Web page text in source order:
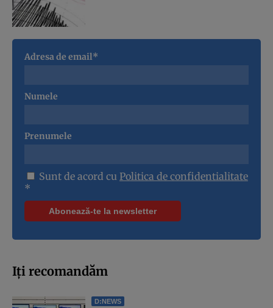
Adresa de email*
Numele
Prenumele
Sunt de acord cu Politica de confidentialitate
*
Iți recomandăm
D:NEWS